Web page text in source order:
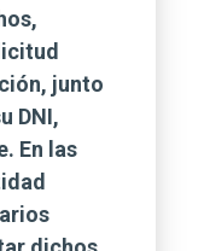
junto
DNI,
En las